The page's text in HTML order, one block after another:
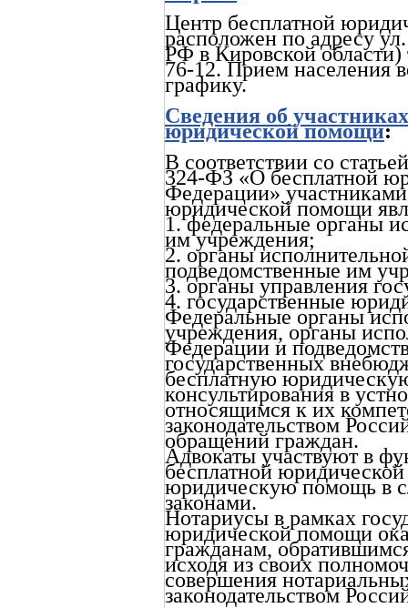
Центр бесплатной
расположен по адресу
РФ в Кировской
76-12. Прием населения
графику.
Сведения об
юридической помощи:
В соответствии со
324-ФЗ «О бесплатной
Федерации»
юридической помощи
1. федеральные органы
им учреждения;
2. органы
подведомственные им
3. органы управления
4. государственные
Федеральные органы
учреждения, органы
Федерации и
государственных
бесплатную
консультирования в
относящимся к их
законодательством
обращений граждан.
Адвокаты участвуют в
бесплатной
юридическую помощь в
законами.
Нотариусы в рамках
юридической помощи
гражданам,
исходя из своих
совершения
законодательством